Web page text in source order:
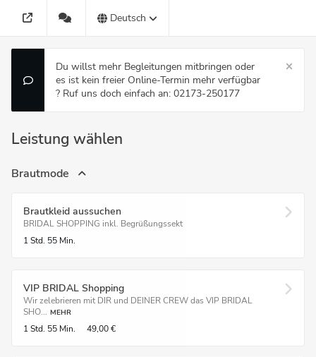
Deutsch
Du willst mehr Begleitungen mitbringen oder
es ist kein freier Online-Termin mehr verfügbar
? Ruf uns doch einfach an: 02173-250177
Leistung wählen
Brautmode
Brautkleid aussuchen
BRIDAL SHOPPING inkl. Begrüßungssekt
1 Std. 55 Min.
VIP BRIDAL Shopping
Wir zelebrieren mit DIR und DEINER CREW das VIP BRIDAL
SHO... MEHR
1 Std. 55 Min. 49,00 €